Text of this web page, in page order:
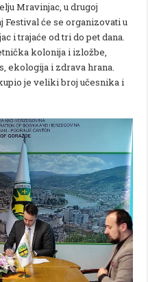
Mravinjac, u drugoj
Festival će se organizovati u
i trajaće od tri do pet dana.
kolonija i izložbe,
ekologija i zdrava hrana.
je veliki broj učesnika i